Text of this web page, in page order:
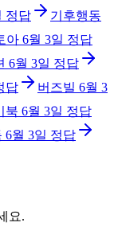
정답
기후행동
아 6월 3일 정답
6월 3일 정답
답 버즈빌 6월 3
북 6월 3일 정답
6월 3일 정답
요.